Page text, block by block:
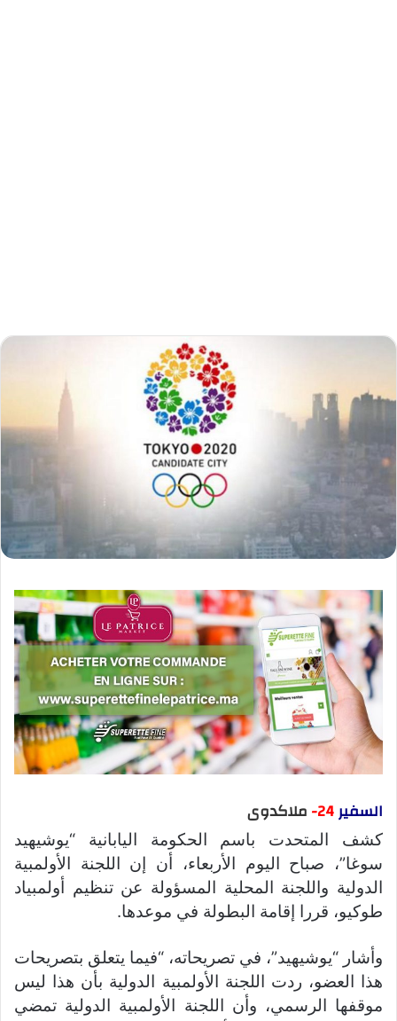
السفير ملاكدوى
كشف المتحدت باسم الحكومة اليابانية “يوشيهيد
سوغا”، صباح اليوم الأربعاء، أن إن اللجنة الأولمبية
الدولية واللجنة المحلية المسؤولة عن تنظيم أولمبياد
طوكيو، قررا إقامة البطولة في موعدها.
وأشار “يوشيهيد”، في تصريحاته، “فيما يتعلق بتصريحات
هذا العضو، ردت اللجنة الأولمبية الدولية بأن هذا ليس
موقفها الرسمي، وأن اللجنة الأولمبية الدولية تمضي